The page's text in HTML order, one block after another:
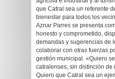
que Catral sea un referente
bienestar para todos los
Aznar Parres se presenta
honesto y comprometido,
demandas y sugerencias de
colaborar con otras fuerzas
gestión municipal. «Quiero
catralenses, sin distinción
Quiero que Catral sea un